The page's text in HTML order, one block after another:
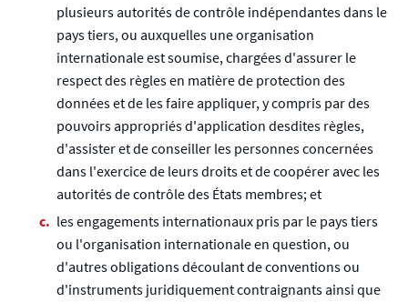
plusieurs autorités de contrôle indépendantes dans le
pays tiers, ou auxquelles une organisation
internationale est soumise, chargées d'assurer le
respect des règles en matière de protection des
données et de les faire appliquer, y compris par des
pouvoirs appropriés d'application desdites règles,
d'assister et de conseiller les personnes concernées
dans l'exercice de leurs droits et de coopérer avec les
autorités de contrôle des États membres; et
les engagements internationaux pris par le pays tiers
ou l'organisation internationale en question, ou
d'autres obligations découlant de conventions ou
d'instruments juridiquement contraignants ainsi que